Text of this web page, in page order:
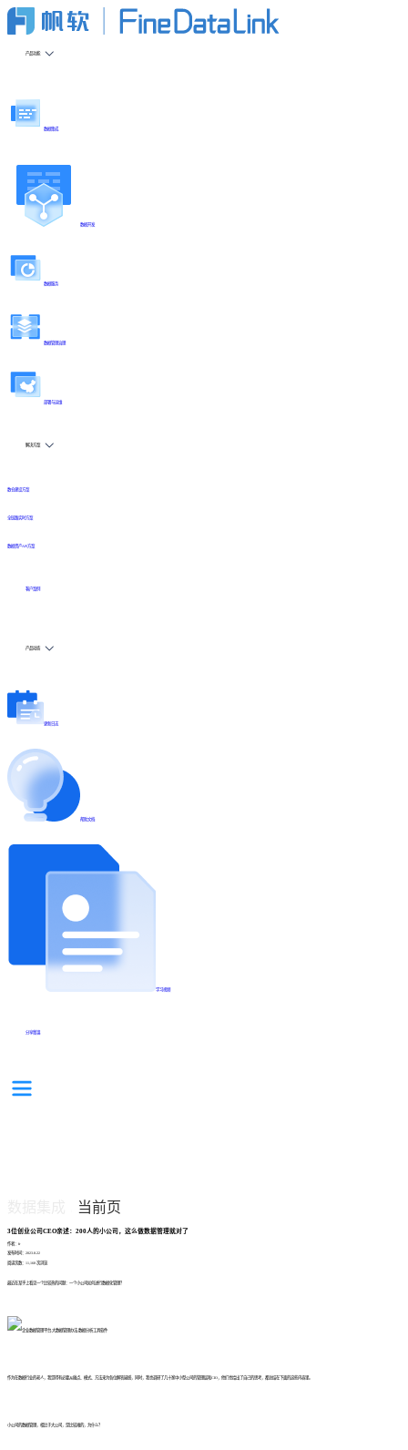
产品功能
数据集成
数据开发
数据服务
数据管理治理
部署与运维
解决方案
数仓建设方案
全链路实时方案
数据资产API方案
客户案例
产品动态
更新日志
帮助文档
学习视频
分享集锦
当前页
3位创业公司CEO亲述：200人的小公司，这么做数据管理就对了
作者：fr
发布时间：2023.8.22
阅读次数：11,168 次浏览
最近在某乎上看见一个比较热的问题：一个小公司如何进行数据化管理？
作为在数据行业的老人，我觉得有必要从痛点、模式、方法来为各位解答疑惑，同时，我也调研了几十家中小型公司的管理层和CIO，他们也给出了自己的思考，都总结在下面的这些内容里。
小公司的数据管理，相比于大公司，是比较难的，为什么？